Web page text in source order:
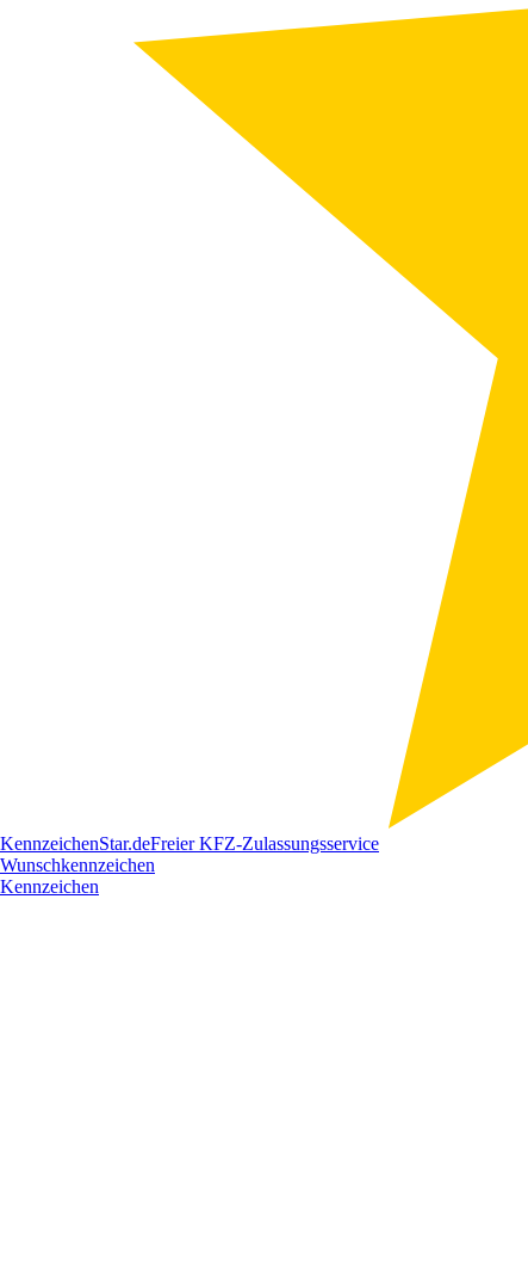
KennzeichenStar.deFreier KFZ-Zulassungsservice
Wunschkennzeichen
Kennzeichen